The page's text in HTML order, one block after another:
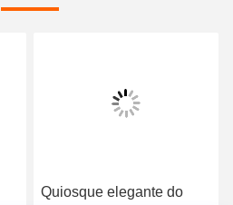
Quiosque elegante do